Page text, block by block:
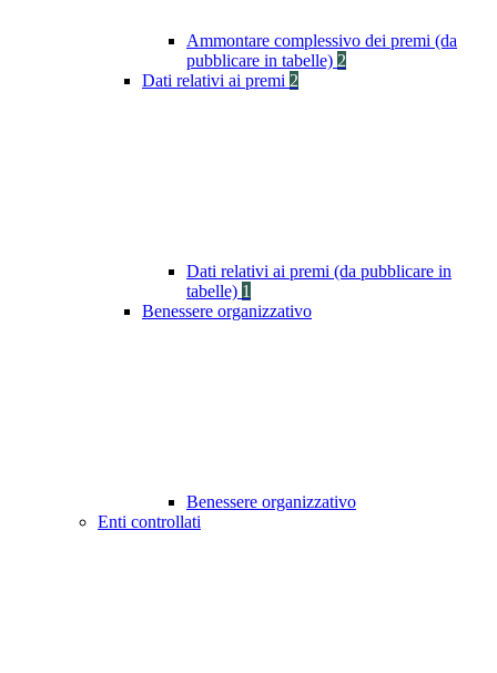
Ammontare complessivo dei premi (da
pubblicare in tabelle) 2
Dati relativi ai premi 2
Dati relativi ai premi (da pubblicare in
tabelle) 1
Benessere organizzativo
Benessere organizzativo
Enti controllati